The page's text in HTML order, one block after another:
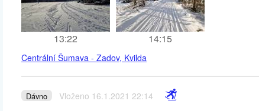
13:22 14:15
Centrální Šumava - Zadov, Kvilda
Dávno Vloženo 16.1.2021 22:14